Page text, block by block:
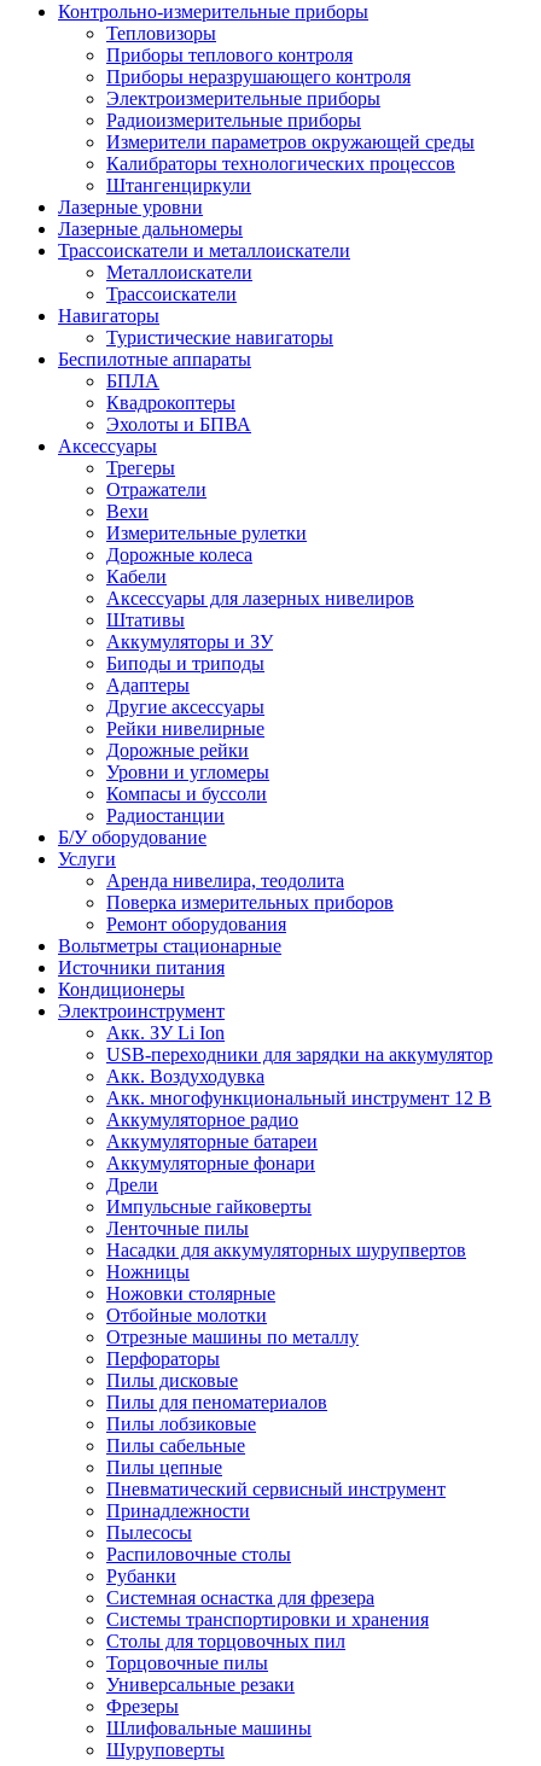
Контрольно-измерительные приборы
Тепловизоры
Приборы теплового контроля
Приборы неразрушающего контроля
Электроизмерительные приборы
Радиоизмерительные приборы
Измерители параметров окружающей среды
Калибраторы технологических процессов
Штангенциркули
Лазерные уровни
Лазерные дальномеры
Трассоискатели и металлоискатели
Металлоискатели
Трассоискатели
Навигаторы
Туристические навигаторы
Беспилотные аппараты
БПЛА
Квадрокоптеры
Эхолоты и БПВА
Аксессуары
Трегеры
Отражатели
Вехи
Измерительные рулетки
Дорожные колеса
Кабели
Аксессуары для лазерных нивелиров
Штативы
Аккумуляторы и ЗУ
Биподы и триподы
Адаптеры
Другие аксессуары
Рейки нивелирные
Дорожные рейки
Уровни и угломеры
Компасы и буссоли
Радиостанции
Б/У оборудование
Услуги
Аренда нивелира, теодолита
Поверка измерительных приборов
Ремонт оборудования
Вольтметры стационарные
Источники питания
Кондиционеры
Электроинструмент
Aкк. ЗУ Li Ion
USB-переходники для зарядки на аккумулятор
Акк. Воздуходувка
Акк. многофункциональный инструмент 12 В
Аккумуляторное радио
Аккумуляторные батареи
Аккумуляторные фонари
Дрели
Импульсные гайковерты
Ленточные пилы
Насадки для аккумуляторных шурупвертов
Ножницы
Ножовки столярные
Отбойные молотки
Отрезные машины по металлу
Перфораторы
Пилы дисковые
Пилы для пеноматериалов
Пилы лобзиковые
Пилы сабельные
Пилы цепные
Пневматический сервисный инструмент
Принадлежности
Пылесосы
Распиловочные столы
Рубанки
Системная оснастка для фрезера
Системы транспортировки и хранения
Столы для торцовочных пил
Торцовочные пилы
Универсальные резаки
Фрезеры
Шлифовальные машины
Шуруповерты